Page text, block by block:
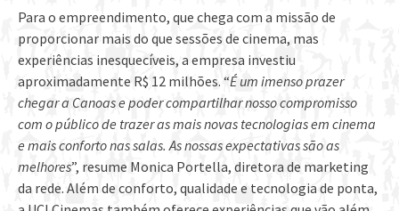
Para o empreendimento, que chega com a missão de
proporcionar mais do que sessões de cinema, mas
experiências inesquecíveis, a empresa investiu
aproximadamente R$ 12 milhões. “É um imenso prazer
chegar a Canoas e poder compartilhar nosso compromisso
com o público de trazer as mais novas tecnologias em cinema
e mais conforto nas salas. As nossas expectativas são as
melhores”, resume Monica Portella, diretora de marketing
da rede. Além de conforto, qualidade e tecnologia de ponta,